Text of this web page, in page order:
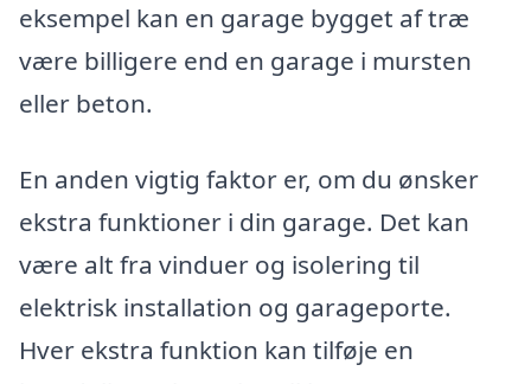
eksempel kan en garage bygget af træ
være billigere end en garage i mursten
eller beton.
En anden vigtig faktor er, om du ønsker
ekstra funktioner i din garage. Det kan
være alt fra vinduer og isolering til
elektrisk installation og garageporte.
Hver ekstra funktion kan tilføje en